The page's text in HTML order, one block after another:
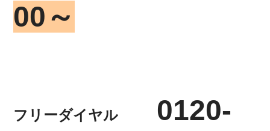
00～
フリーダイヤル
0120-